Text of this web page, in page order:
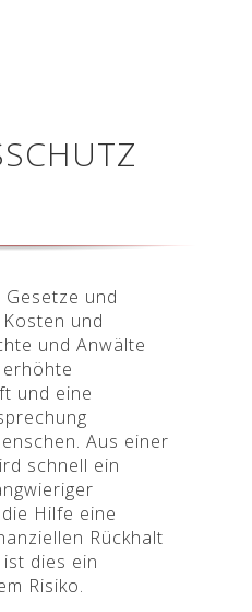
Gesetze und
und
und Anwälte
und eine
Aus einer
schnell ein
Hilfe eine
Rückhalt
dies ein
Risiko.